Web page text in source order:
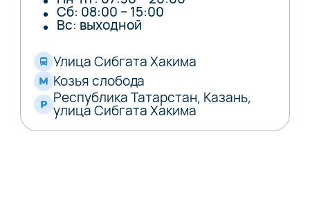
Сб: 08:00 – 15:00
Вс: выходной
Улица Сибгата Хакима
Козья слобода
Республика Татарстан, Казань,
улица Сибгата Хакима